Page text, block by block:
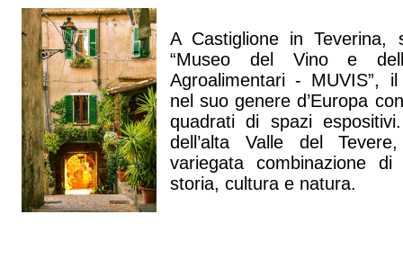
A Castiglione in Teverina,
“Museo del Vino e
Agroalimentari - MUVIS”,
nel suo genere d’Europa
quadrati di spazi
dell’alta Valle del
variegata combinazione
storia, cultura e natura.